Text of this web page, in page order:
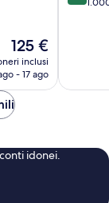
Il
prezzo
attuale
125 €
125 €
inclusi
- 17 ago
idonei.